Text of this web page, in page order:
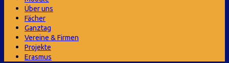
Über uns
Fächer
Ganztag
Vereine & Firmen
Projekte
Erasmus